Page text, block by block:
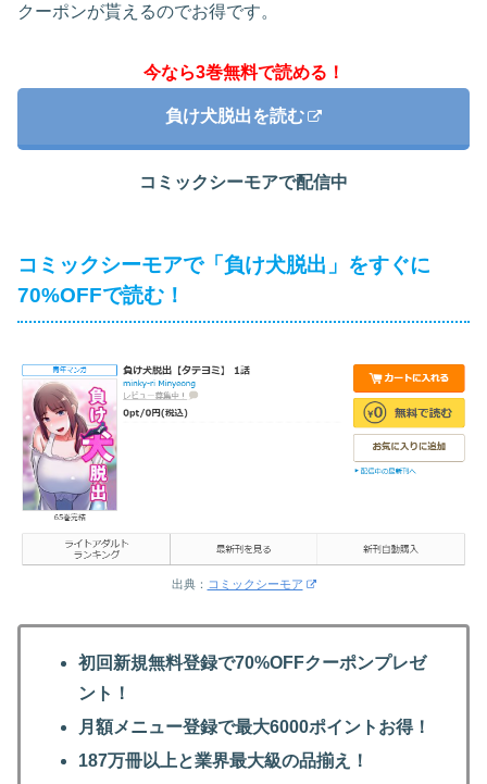
クーポンが貰えるのでお得です。
今なら3巻無料で読める！
負け犬脱出を読む
コミックシーモアで配信中
コミックシーモアで「負け犬脱出」をすぐに
70%OFFで読む！
出典： コミックシーモア
初回新規無料登録で70%OFFクーポンプレゼ
ント！
月額メニュー登録で最大6000ポイントお得！
187万冊以上と業界最大級の品揃え！